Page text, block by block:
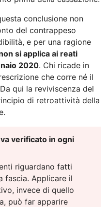
conclusione non
del contrappeso
e per una ragione
si applica ai reati
2020. Chi ricade in
che corre né il
qui la reviviscenza del
di retroattività della
verificato in ogni
riguardano fatti
fascia. Applicare il
invece di quello
può far apparire